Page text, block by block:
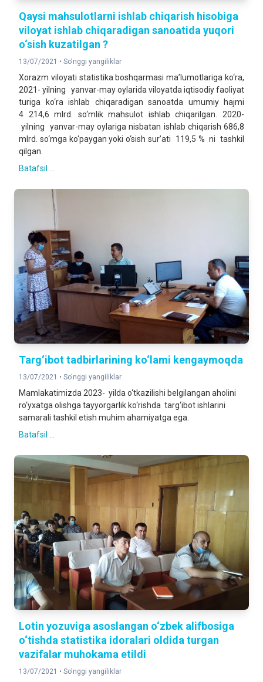
Qaysi mahsulotlarni ishlab chiqarish hisobiga
viloyat ishlab chiqaradigan sanoatida yuqori
o‘sish kuzatilgan ?
13/07/2021 • So'nggi yangiliklar
Xorazm viloyati statistika boshqarmasi ma’lumotlariga ko‘ra,
2021- yilning yanvar-may oylarida viloyatda iqtisodiy faoliyat
turiga ko‘ra ishlab chiqaradigan sanoatda umumiy hajmi
4 214,6 mlrd. so‘mlik mahsulot ishlab chiqarilgan. 2020-
yilning yanvar-may oylariga nisbatan ishlab chiqarish 686,8
mlrd. so‘mga ko‘paygan yoki o‘sish sur’ati 119,5 % ni tashkil
qilgan.
Batafsil ...
Targ‘ibot tadbirlarining ko‘lami kengaymoqda
13/07/2021 • So'nggi yangiliklar
Mamlakatimizda 2023- yilda o‘tkazilishi belgilangan aholini
ro‘yxatga olishga tayyorgarlik ko‘rishda targ‘ibot ishlarini
samarali tashkil etish muhim ahamiyatga ega.
Batafsil ...
Lotin yozuviga asoslangan o‘zbek alifbosiga
o‘tishda statistika idoralari oldida turgan
vazifalar muhokama etildi
13/07/2021 • So'nggi yangiliklar